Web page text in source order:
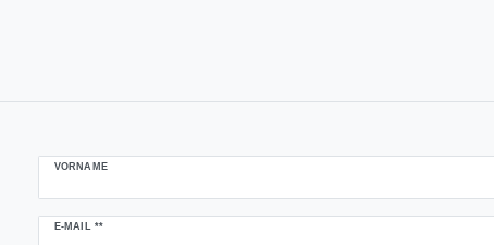
VORNAME
E-MAIL **
Newsletter